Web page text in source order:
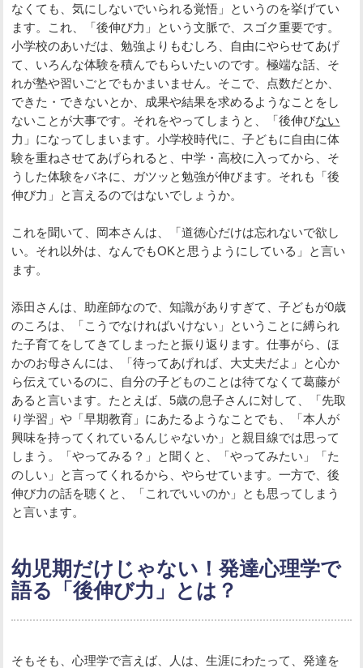
なくても、気にしないでいられる覚悟」というのを挙げてい
ます。これ、「後伸び力」という文脈で、スゴク重要です。
小学校のあいだは、勉強よりもむしろ、自由にやらせてあげ
て、いろんな体験を積んでもらいたいのです。極端な話、そ
れが塾や習いごとでもかまいません。そこで、点数だとか、
できた・できないとか、成果や結果を求めるようなことをし
ないことが大事です。それをやってしまうと、「後伸びない
力」になってしまいます。小学校時代に、子どもに自由に体
験を重ねさせてあげられると、中学・高校に入ってから、そ
うした体験をバネに、ガツッと勉強が伸びます。それも「後
伸び力」と言えるのではないでしょうか。
これを聞いて、岡本さんは、「道徳心だけは忘れないで欲し
い。それ以外は、なんでもOKと思うようにしている」と言い
ます。
添田さんは、助産師なので、知識がありすぎて、子どもが0歳
のころは、「こうでなければいけない」ということに縛られ
た子育てをしてきてしまったと振り返ります。仕事がら、ほ
かのお母さんには、「待ってあげれば、大丈夫だよ」と心か
ら伝えているのに、自分の子どものことは待てなくて葛藤が
あると言います。たとえば、5歳の息子さんに対して、「先取
り学習」や「早期教育」にあたるようなことでも、「本人が
興味を持ってくれているんじゃないか」と親目線では思って
しまう。「やってみる？」と聞くと、「やってみたい」「た
のしい」と言ってくれるから、やらせています。一方で、後
伸び力の話を聴くと、「これでいいのか」とも思ってしまう
と言います。
幼児期だけじゃない！発達心理学で
語る「後伸び力」とは？
そもそも、心理学で言えば、人は、生涯にわたって、発達を